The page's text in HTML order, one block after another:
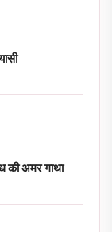
की अमर गाथा